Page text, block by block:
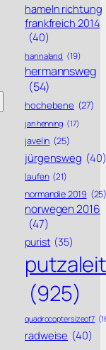
hameln richtung
frankfreich 2014
(40)
hannaland (19)
hermannsweg
(54)
hochebene (27)
jan henning (17)
javelin (25)
jürgensweg (40)
laufen (21)
normandie 2019
norwegen 2016
(47)
purist (35)
putzaleit
(925)
quadrocoptersizeof7
radweise (40)